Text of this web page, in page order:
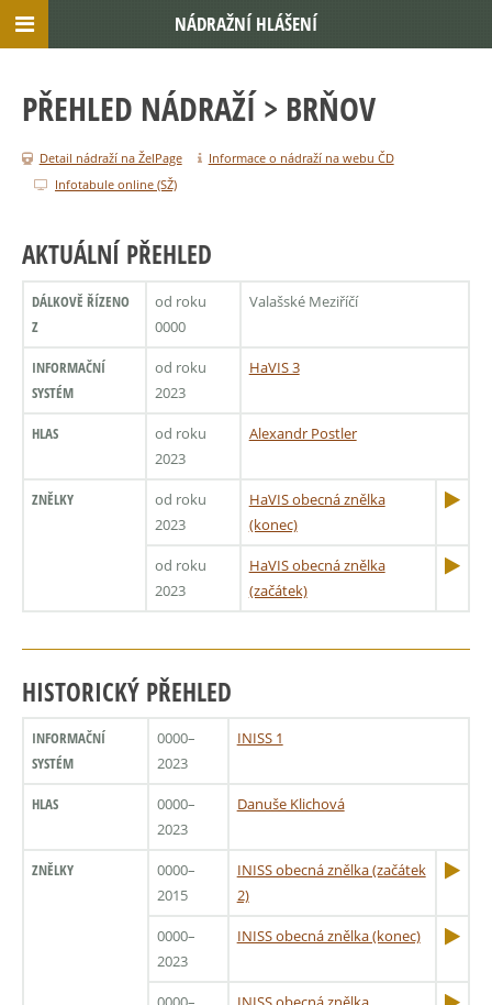
PŘEHLED NÁDRAŽÍ > BRŇOV
Detail nádraží na ŽelPage
Informace o nádraží na webu ČD
Infotabule online (SŽ)
AKTUÁLNÍ PŘEHLED
DÁLKOVĚ ŘÍZENO
Z
od roku
0000
Valašské Meziříčí
INFORMAČNÍ
SYSTÉM
od roku
2023
HaVIS 3
HLAS
od roku
2023
Alexandr Postler
ZNĚLKY
od roku
2023
HaVIS obecná znělka
(konec)
od roku
2023
HaVIS obecná znělka
(začátek)
HISTORICKÝ PŘEHLED
INFORMAČNÍ
SYSTÉM
0000–
2023
INISS 1
HLAS
0000–
2023
Danuše Klichová
ZNĚLKY
0000–
2015
INISS obecná znělka (začátek
2)
0000–
2023
INISS obecná znělka (konec)
NÁDRAŽNÍ HLÁŠENÍ